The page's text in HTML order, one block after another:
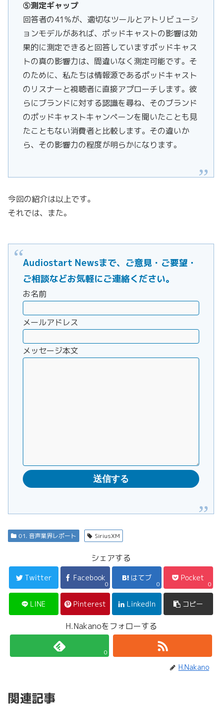
⑤測定ギャップ
回答者の41%が、適切なツールとアトリビューシ
ョンモデルがあれば、ポッドキャストの影響は効
果的に測定できると回答していますポッドキャス
トの真の影響力は、間違いなく測定可能です。そ
のために、私たちは情報源であるポッドキャスト
のリスナーと視聴者に直接アプローチします。彼
らにブランドに対する認識を尋ね、そのブランド
のポッドキャストキャンペーンを聞いたことも見
たこともない消費者と比較します。その違いか
ら、その影響力の程度が明らかになります。
今回の紹介は以上です。
それでは、また。
Audiostart Newsまで、ご意見・ご要望・
ご相談などお気軽にご連絡ください。
お名前
メールアドレス
メッセージ本文
01. 音声業界レポート SiriusXM
シェアする
Twitter Facebook
0
はてブ
0
Pocket
0
LINE Pinterest LinkedIn コピー
H.Nakanoをフォローする
0
H.Nakano
関連記事